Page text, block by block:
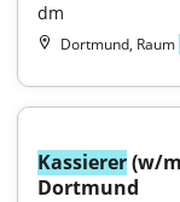
dm
Dortmund, Raum
Kassierer (w/
Dortmund